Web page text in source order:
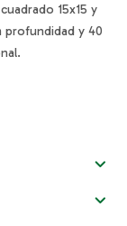
15x15 y
profundidad y 40